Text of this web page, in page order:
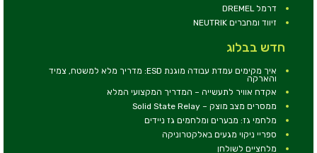
דרמל DREMEL
זיווד ומחברים NEUTRIK
חדש בבלוג
איך מקימים עמדת עבודה מוגנת ESD: מדריך מלא למשטח, צמיד
והארקה
אקדח אוויר לתעשייה – המדריך המקצועי המלא
ממסרים מצב מוצק – Solid State Relay
מלחמי גז: מבערים ומלחמים גז ניידים
ספריי ניקוי מגעים באלקטרוניקה
מלחציים לשולחן